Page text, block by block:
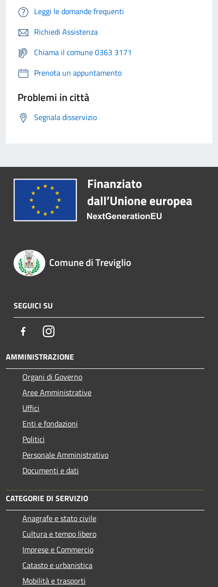
Leggi le domande frequenti
Richiedi Assistenza
Chiama il comune 0363 3171
Prenota un appuntamento
Problemi in città
Segnala disservizio
Comune di Treviglio
SEGUICI SU
FacebookInstagram
AMMINISTRAZIONE
Organi di Governo
Aree Amministrative
Uffici
Enti e fondazioni
Politici
Personale Amministrativo
Documenti e dati
CATEGORIE DI SERVIZIO
Anagrafe e stato civile
Cultura e tempo libero
Imprese e Commercio
Catasto e urbanistica
Mobilità e trasporti